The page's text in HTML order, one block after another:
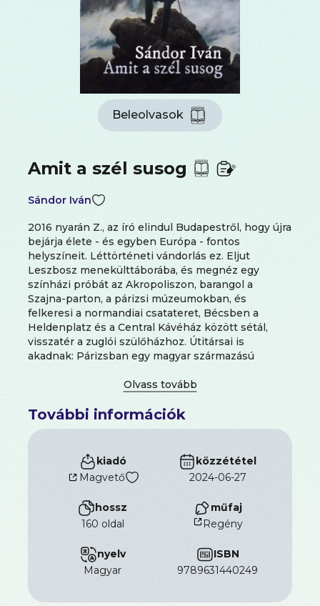
Beleolvasok
Amit a szél susog
Sándor Iván
2016 nyarán Z., az író elindul Budapestről, hogy újra
bejárja élete - és egyben Európa - fontos
helyszíneit. Léttörténeti vándorlás ez. Eljut
Leszbosz menekülttáborába, és megnéz egy
színházi próbát az Akropoliszon, barangol a
Szajna-parton, a párizsi múzeumokban, és
felkeresi a normandiai csatateret, Bécsben a
Heldenplatz és a Central Kávéház között sétál,
visszatér a zuglói szülőházhoz. Útitársai is
akadnak: Párizsban egy magyar származású
Budapesten egy elhivatott történész, és
Amit a szél susog hősei sorsán keresztül felöleli a
20. századi európai történelmet napjainkig,
emlékeztet a felejtésre, közben pedig
kibontakozik előttünk egy gazdag élet, egy nagy
szerelem, és megidéződnek az egyetemes
művészet nagy alakjai: festők, zeneszerzők és írók,
akiket mind a világ megértésének vágya hajtott és
hajt a mai napig. AMagvető
a regény kiadásával
köszönti a 90 éves szerzőt.
További információk
kiadó
Magvető
közzététel
2024-06-27
hossz
160 oldal
műfaj
Regény
nyelv
magyar
ISBN
9789631440249